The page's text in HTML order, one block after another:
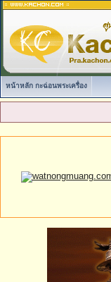
หน้าหลัก กะฉ่อนพระเครื่อง